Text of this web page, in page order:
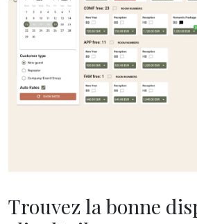
Trouvez la bonne